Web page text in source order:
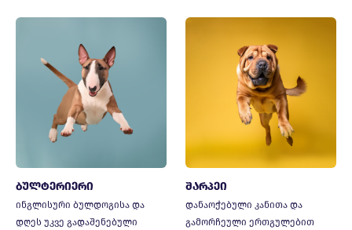
ბულტერიერი
ინგლისური ბულდოგისა და
დღეს უკვე გადაშენებული
შარპეი
დანაოჭებული კანითა და
გამორჩეული ერთგულებით